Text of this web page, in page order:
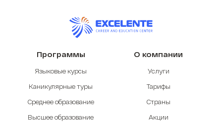
Программы
Языковые курсы
Каникулярные туры
Среднее образование
Высшее образование
О компании
Услуги
Тарифы
Страны
Акции